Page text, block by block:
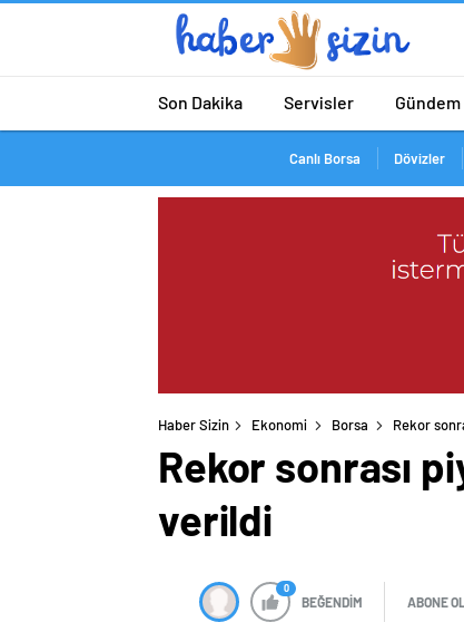
Son Dakika Servisler Gündem
Canlı Borsa Dövizler
Haber Sizin Ekonomi Borsa Rekor
Rekor sonrası
verildi
0
BEĞENDİM ABONE